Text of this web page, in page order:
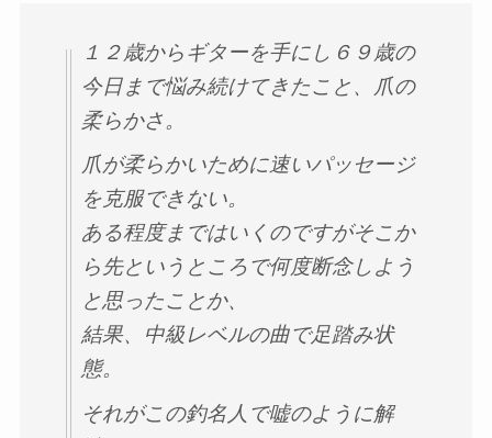
１２歳からギターを手にし６９歳の
今日まで悩み続けてきたこと、爪の
柔らかさ。
爪が柔らかいために速いパッセージ
を克服できない。
ある程度まではいくのですがそこか
ら先というところで何度断念しよう
と思ったことか、
結果、中級レベルの曲で足踏み状
態。
それがこの釣名人で嘘のように解